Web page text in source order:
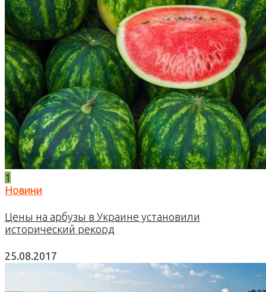
1
Новини
Цены на арбузы в Украине установили
исторический рекорд
25.08.2017